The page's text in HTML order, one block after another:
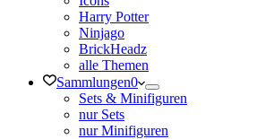
Harry Potter
Ninjago
BrickHeadz
alle Themen
Sammlungen0
Sets & Minifiguren
nur Sets
nur Minifiguren